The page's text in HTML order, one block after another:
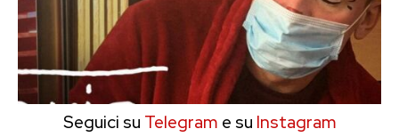
Seguici su Telegram e su Instagram